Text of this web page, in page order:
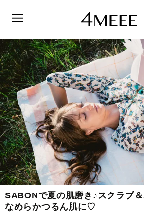
SABONで夏の肌磨き♪スクラブ
なめらかつるん肌に♡